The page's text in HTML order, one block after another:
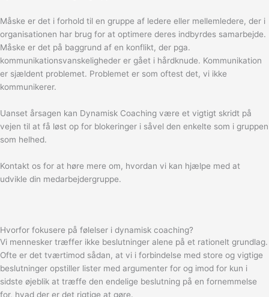
Måske er det i forhold til en gruppe af ledere eller mellemledere, der i
organisationen har brug for at optimere deres indbyrdes samarbejde.
Måske er det på baggrund af en konflikt, der pga.
kommunikationsvanskeligheder er gået i hårdknude. Kommunikation
er sjældent problemet. Problemet er som oftest det, vi ikke
kommunikerer.
Uanset årsagen kan Dynamisk Coaching være et vigtigt skridt på
vejen til at få løst op for blokeringer i såvel den enkelte som i gruppen
som helhed.
Kontakt os for at høre mere om, hvordan vi kan hjælpe med at
udvikle din medarbejdergruppe.
Hvorfor fokusere på følelser i dynamisk coaching?
Vi mennesker træffer ikke beslutninger alene på et rationelt grundlag.
Ofte er det tværtimod sådan, at vi i forbindelse med store og vigtige
beslutninger opstiller lister med argumenter for og imod for kun i
sidste øjeblik at træffe den endelige beslutning på en fornemmelse
for, hvad der er det rigtige at gøre.